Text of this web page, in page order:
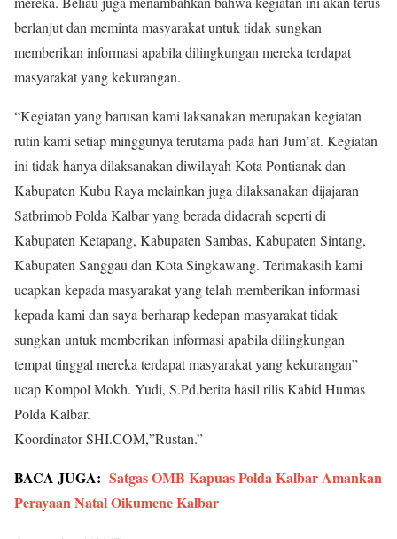
berlanjut dan meminta masyarakat untuk tidak sungkan
memberikan informasi apabila dilingkungan mereka terdapat
masyarakat yang kekurangan.
“Kegiatan yang barusan kami laksanakan merupakan kegiatan
rutin kami setiap minggunya terutama pada hari Jum’at. Kegiatan
ini tidak hanya dilaksanakan diwilayah Kota Pontianak dan
Kabupaten Kubu Raya melainkan juga dilaksanakan dijajaran
Satbrimob Polda Kalbar yang berada didaerah seperti di
Kabupaten Ketapang, Kabupaten Sambas, Kabupaten Sintang,
Kabupaten Sanggau dan Kota Singkawang. Terimakasih kami
ucapkan kepada masyarakat yang telah memberikan informasi
kepada kami dan saya berharap kedepan masyarakat tidak
sungkan untuk memberikan informasi apabila dilingkungan
tempat tinggal mereka terdapat masyarakat yang kekurangan”
ucap Kompol Mokh. Yudi, S.Pd.berita hasil rilis Kabid Humas
Polda Kalbar.
Koordinator SHI.COM,”Rustan.”
BACA JUGA: Satgas OMB Kapuas Polda Kalbar Amankan
Perayaan Natal Oikumene Kalbar